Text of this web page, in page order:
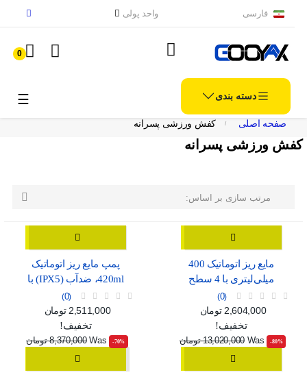
فارسی واحد پولی
0
دسته بندی ☰
صفحه اصلی کفش ورزشی پسرانه
کفش ورزشی پسرانه
مرتب سازی بر اساس: 
مایع ریز اتوماتیک 400
میلی‌لیتری با 4 سطح
تنظیم، موجود در دو رنگ
سفید و مشکی
0
قیمت عادی
قیمت
2,604,000 تومان
تخفیف!
‎-80%
Was 13,020,000 تومان
پمپ مایع ریز اتوماتیک
420ml، ضدآب (IPX5) با
C
0
قیمت عادی
قیمت
2,511,000 تومان
تخفیف!
‎-70%
Was 8,370,000 تومان